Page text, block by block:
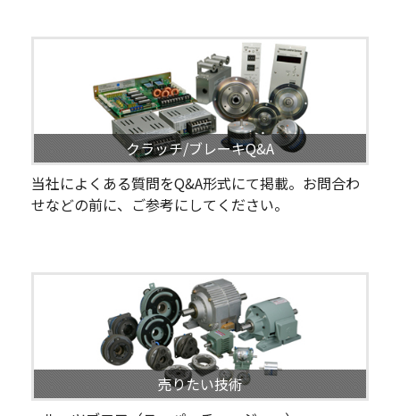
クラッチ/ブレーキQ&A
当社によくある質問をQ&A形式にて掲載。お問合わ
せなどの前に、ご参考にしてください。
売りたい技術